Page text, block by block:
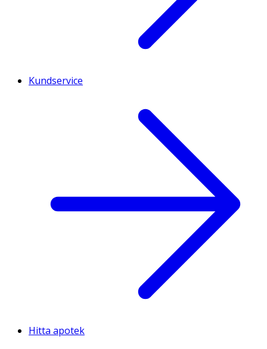
Kundservice
Hitta apotek